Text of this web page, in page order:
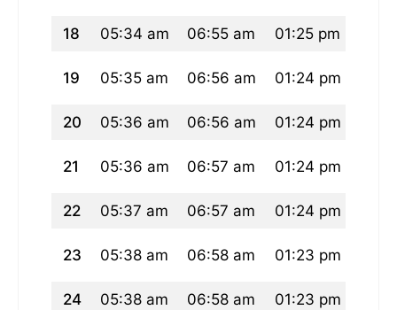
18 05:34 am 06:55 am 01:25 pm
19 05:35 am 06:56 am 01:24 pm
20 05:36 am 06:56 am 01:24 pm
21 05:36 am 06:57 am 01:24 pm
22 05:37 am 06:57 am 01:24 pm
23 05:38 am 06:58 am 01:23 pm
24 05:38 am 06:58 am 01:23 pm